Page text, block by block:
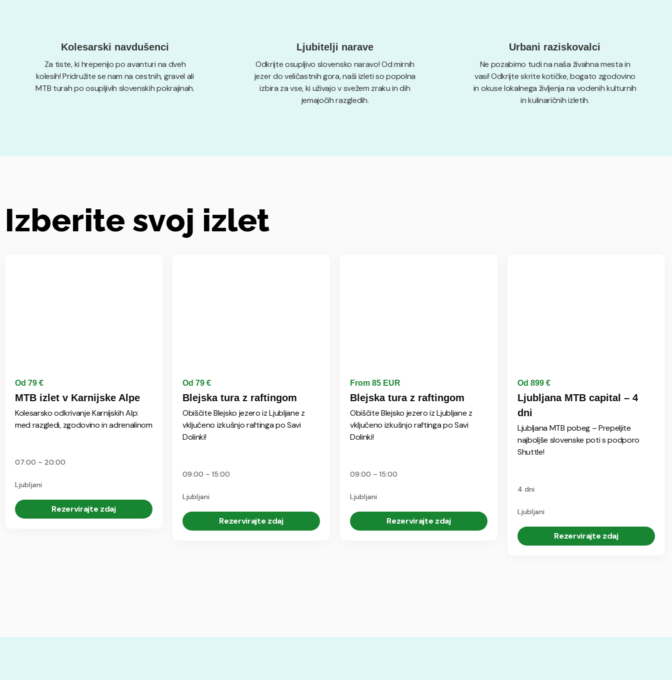
Kolesarski navdušenci
Za tiste, ki hrepenijo po avanturi na dveh
kolesih! Pridružite se nam na cestnih, gravel ali
MTB turah po osupljivih slovenskih pokrajinah.
Ljubitelji narave
Odkrijte osupljivo slovensko naravo! Od mirnih
jezer do veličastnih gora, naši izleti so popolna
izbira za vse, ki uživajo v svežem zraku in dih
jemajočih razgledih.
Urbani raziskovalci
Ne pozabimo tudi na naša živahna mesta in
vasi! Odkrijte skrite kotičke, bogato zgodovino
in okuse lokalnega življenja na vodenih kulturnih
in kulinaričnih izletih.
Izberite svoj izlet
Od 79 €
MTB izlet v Karnijske Alpe
Kolesarsko odkrivanje Karnijskih Alp:
med razgledi, zgodovino in adrenalinom
07:00 – 20:00
Ljubljani
Rezervirajte zdaj
Od 79 €
Blejska tura z raftingom
Obiščite Blejsko jezero iz Ljubljane z
vključeno izkušnjo raftinga po Savi
Dolinki!
09:00 – 15:00
Ljubljani
Rezervirajte zdaj
From 85 EUR
Blejska tura z raftingom
Obiščite Blejsko jezero iz Ljubljane z
vključeno izkušnjo raftinga po Savi
Dolinki!
09:00 – 15:00
Ljubljani
Rezervirajte zdaj
Od 899 €
Ljubljana MTB capital – 4
dni
Ljubljana MTB pobeg – Prepeljite
najboljše slovenske poti s podporo
Shuttle!
4 dni
Ljubljani
Rezervirajte zdaj